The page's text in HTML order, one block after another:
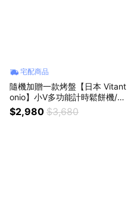
宅配商品
隨機加贈一款烤盤【日本 Vitant
onio】小V多功能計時鬆餅機/三
明治機 VWH-600B-I (奶霜杏)
$2,980 $3,680